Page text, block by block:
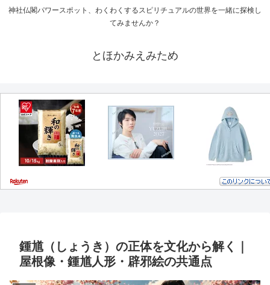
神社仏閣パワースポット、わくわくするスピリチュアルの世界を一緒に探検し
てみませんか？
とほかみえみため
鍾馗（しょうき）の正体を文化から解く｜
屋根像・鍾馗人形・辟邪絵の共通点